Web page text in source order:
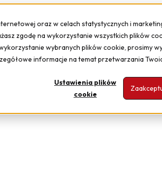
oraz w celach statystycznych i
zgodę na wykorzystanie wszystkich plików
wybranych plików cookie, prosimy
informacje na temat przetwarzania
Ustawienia plików
cookie